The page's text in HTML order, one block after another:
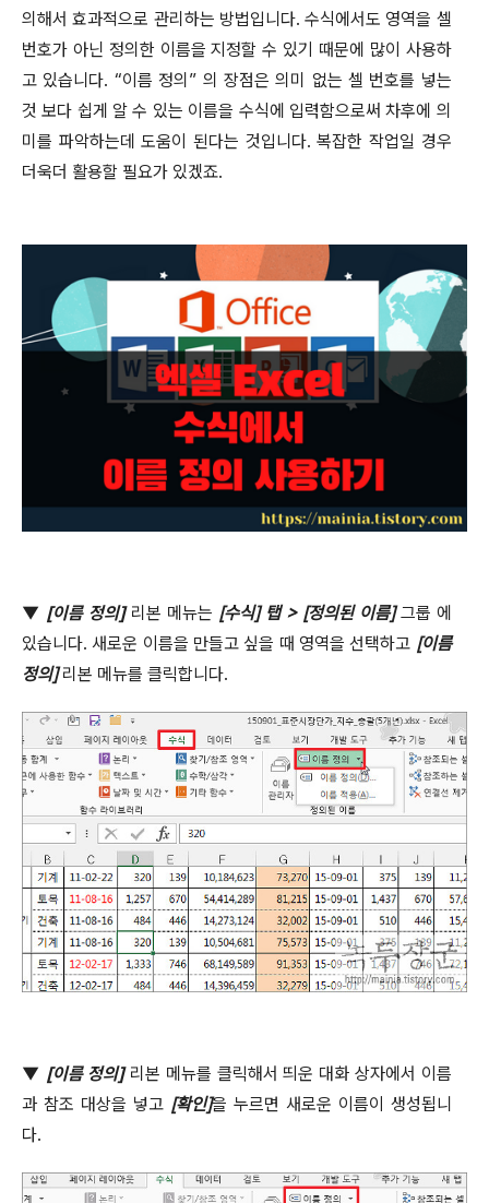
의해서 효과적으로 관리하는 방법입니다.수식에서도 영역을 셀
번호가 아닌 정의한 이름을 지정할 수 있기 때문에 많이 사용하
고 있습니다. “이름 정의 ” 의 장점은 의미 없는 셀 번호를 넣는
것 보다 쉽게 알 수 있는 이름을 수식에 입력함으로써 차후에 의
미를 파악하는데 도움이 된다는 것입니다.복잡한 작업일 경우
더욱더 활용할 필요가 있겠죠.
▼ [이름 정의] 리본 메뉴는 [수식] 탭> [정의된 이름] 그룹 에
있습니다.새로운 이름을 만들고 싶을 때 영역을 선택하고 [이름
정의] 리본 메뉴를 클릭합니다.
▼ [이름 정의] 리본 메뉴를 클릭해서 띄운 대화 상자에서 이름
과 참조 대상을 넣고 [확인]을 누르면 새로운 이름이 생성됩니
다.